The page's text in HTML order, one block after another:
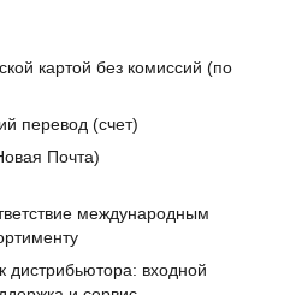
картой без комиссий (по
перевод (счет)
Почта)
международным
входной